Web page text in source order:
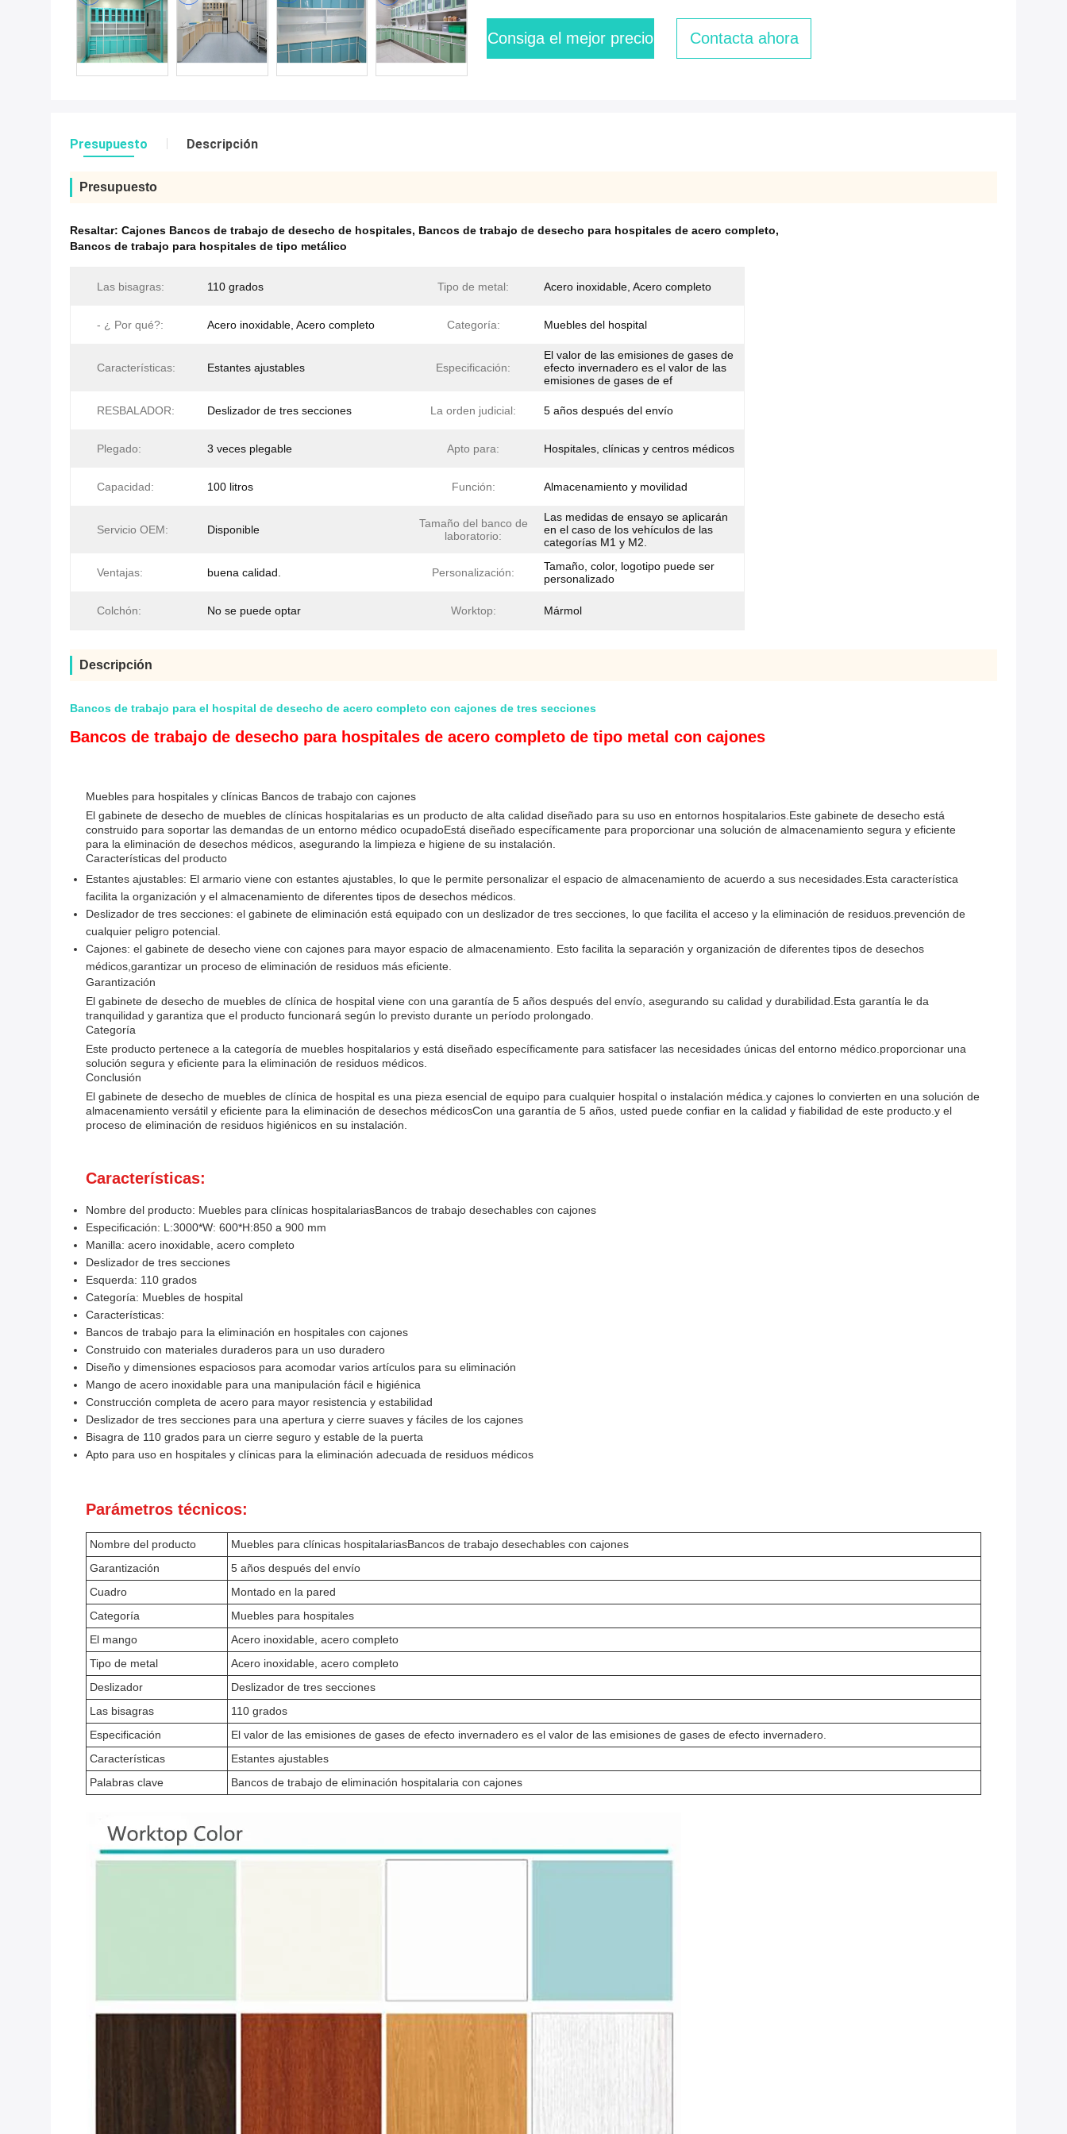
Consiga el mejor precio Contacta ahora
Presupuesto Descripción
Presupuesto
Resaltar: Cajones Bancos de trabajo de desecho de hospitales, Bancos de trabajo de desecho para hospitales de acero completo,
Bancos de trabajo para hospitales de tipo metálico
Las bisagras: 110 grados Tipo de metal: Acero inoxidable, Acero completo
- ¿ Por qué?: Acero inoxidable, Acero completo Categoría: Muebles del hospital
Características: Estantes ajustables Especificación:
El valor de las emisiones de gases de
efecto invernadero es el valor de las
emisiones de gases de ef
RESBALADOR: Deslizador de tres secciones La orden judicial: 5 años después del envío
Plegado: 3 veces plegable Apto para: Hospitales, clínicas y centros médicos
Capacidad: 100 litros Función: Almacenamiento y movilidad
Servicio OEM: Disponible
Tamaño del banco de
laboratorio:
Las medidas de ensayo se aplicarán
en el caso de los vehículos de las
categorías M1 y M2.
Ventajas: buena calidad. Personalización:
Tamaño, color, logotipo puede ser
personalizado
Colchón: No se puede optar Worktop: Mármol
Descripción
Bancos de trabajo para el hospital de desecho de acero completo con cajones de tres secciones
Bancos de trabajo de desecho para hospitales de acero completo de tipo metal con cajones
Muebles para hospitales y clínicas Bancos de trabajo con cajones
El gabinete de desecho de muebles de clínicas hospitalarias es un producto de alta calidad diseñado para su uso en entornos hospitalarios.Este gabinete de desecho está
construido para soportar las demandas de un entorno médico ocupadoEstá diseñado específicamente para proporcionar una solución de almacenamiento segura y eficiente
para la eliminación de desechos médicos, asegurando la limpieza e higiene de su instalación.
Características del producto
Estantes ajustables: El armario viene con estantes ajustables, lo que le permite personalizar el espacio de almacenamiento de acuerdo a sus necesidades.Esta característica
facilita la organización y el almacenamiento de diferentes tipos de desechos médicos.
Deslizador de tres secciones: el gabinete de eliminación está equipado con un deslizador de tres secciones, lo que facilita el acceso y la eliminación de residuos.prevención de
cualquier peligro potencial.
Cajones: el gabinete de desecho viene con cajones para mayor espacio de almacenamiento. Esto facilita la separación y organización de diferentes tipos de desechos
médicos,garantizar un proceso de eliminación de residuos más eficiente.
Garantización
El gabinete de desecho de muebles de clínica de hospital viene con una garantía de 5 años después del envío, asegurando su calidad y durabilidad.Esta garantía le da
tranquilidad y garantiza que el producto funcionará según lo previsto durante un período prolongado.
Categoría
Este producto pertenece a la categoría de muebles hospitalarios y está diseñado específicamente para satisfacer las necesidades únicas del entorno médico.proporcionar una
solución segura y eficiente para la eliminación de residuos médicos.
Conclusión
El gabinete de desecho de muebles de clínica de hospital es una pieza esencial de equipo para cualquier hospital o instalación médica.y cajones lo convierten en una solución de
almacenamiento versátil y eficiente para la eliminación de desechos médicosCon una garantía de 5 años, usted puede confiar en la calidad y fiabilidad de este producto.y el
proceso de eliminación de residuos higiénicos en su instalación.
Características:
Nombre del producto: Muebles para clínicas hospitalariasBancos de trabajo desechables con cajones
Especificación: L:3000*W: 600*H:850 a 900 mm
Manilla: acero inoxidable, acero completo
Deslizador de tres secciones
Esquerda: 110 grados
Categoría: Muebles de hospital
Características:
Bancos de trabajo para la eliminación en hospitales con cajones
Construido con materiales duraderos para un uso duradero
Diseño y dimensiones espaciosos para acomodar varios artículos para su eliminación
Mango de acero inoxidable para una manipulación fácil e higiénica
Construcción completa de acero para mayor resistencia y estabilidad
Deslizador de tres secciones para una apertura y cierre suaves y fáciles de los cajones
Bisagra de 110 grados para un cierre seguro y estable de la puerta
Apto para uso en hospitales y clínicas para la eliminación adecuada de residuos médicos
Parámetros técnicos:
Nombre del producto Muebles para clínicas hospitalariasBancos de trabajo desechables con cajones
Garantización
5 años después del envío
Cuadro
Montado en la pared
Categoría
Muebles para hospitales
El mango
Acero inoxidable, acero completo
Tipo de metal
Acero inoxidable, acero completo
Deslizador
Deslizador de tres secciones
Las bisagras
110 grados
Especificación
El valor de las emisiones de gases de efecto invernadero es el valor de las emisiones de gases de efecto invernadero.
Características
Estantes ajustables
Palabras clave
Bancos de trabajo de eliminación hospitalaria con cajones